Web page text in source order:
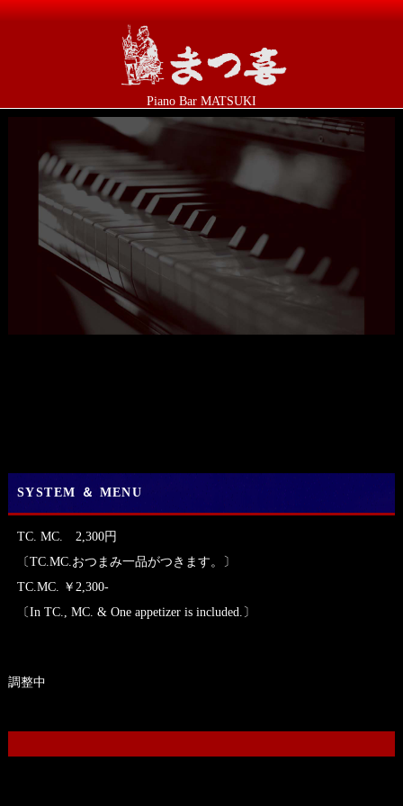
Piano Bar MATSUKI
SYSTEM ＆ MENU
TC. MC. 2,300円
〔TC.MC.おつまみ一品がつきます。〕
TC.MC. ￥2,300-
〔In TC., MC. & One appetizer is included.〕
調整中